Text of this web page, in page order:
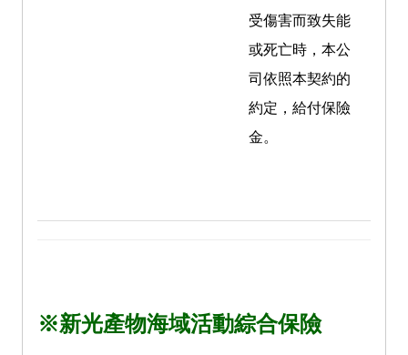
受傷害而致失能
或死亡時，本公
司依照本契約的
約定，給付保險
金。
※新光產物海域活動綜合保險